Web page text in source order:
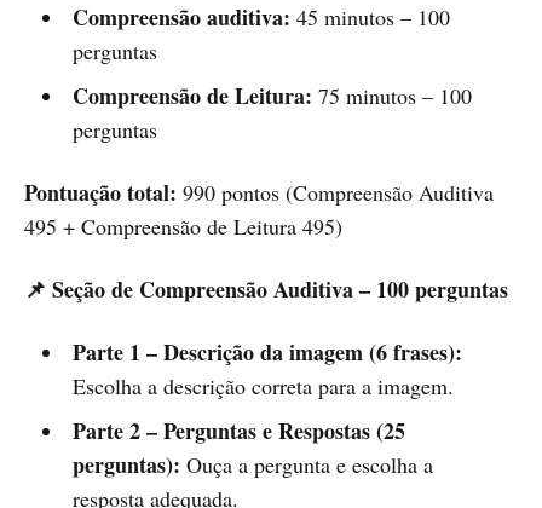
Compreensão auditiva: 45 minutos – 100
perguntas
Compreensão de Leitura: 75 minutos – 100
perguntas
Pontuação total: 990 pontos (Compreensão Auditiva
495 + Compreensão de Leitura 495)
📌 Seção de Compreensão Auditiva – 100 perguntas
Parte 1 – Descrição da imagem (6 frases):
Escolha a descrição correta para a imagem.
Parte 2 – Perguntas e Respostas (25
perguntas): Ouça a pergunta e escolha a
resposta adequada.